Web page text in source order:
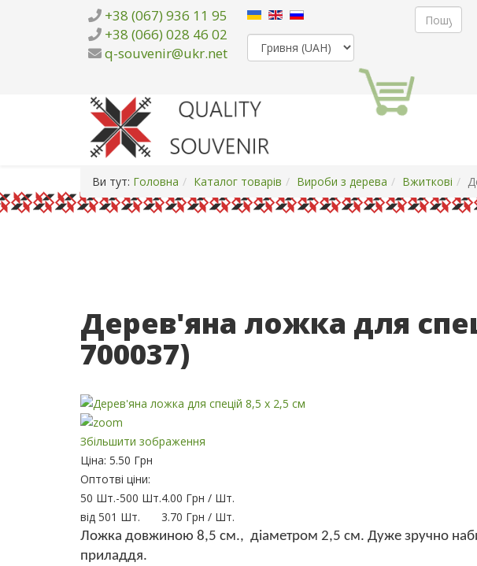
+38 (067) 936 11 95
+38 (066) 028 46 02
q-souvenir@ukr.net
Ви тут: Головна Каталог товарів Вироби з дерева Вжиткові
Дерев'яна ложка для
700037)
Збільшити зображення
Ціна: 5.50 Грн
Оптотві ціни:
50 Шт.-500 Шт.4.00 Грн / Шт.
від 501 Шт.
3.70 Грн / Шт.
Ложка довжиною 8,5 см., діаметром 2,5 см. Дуже зручно
приладдя.